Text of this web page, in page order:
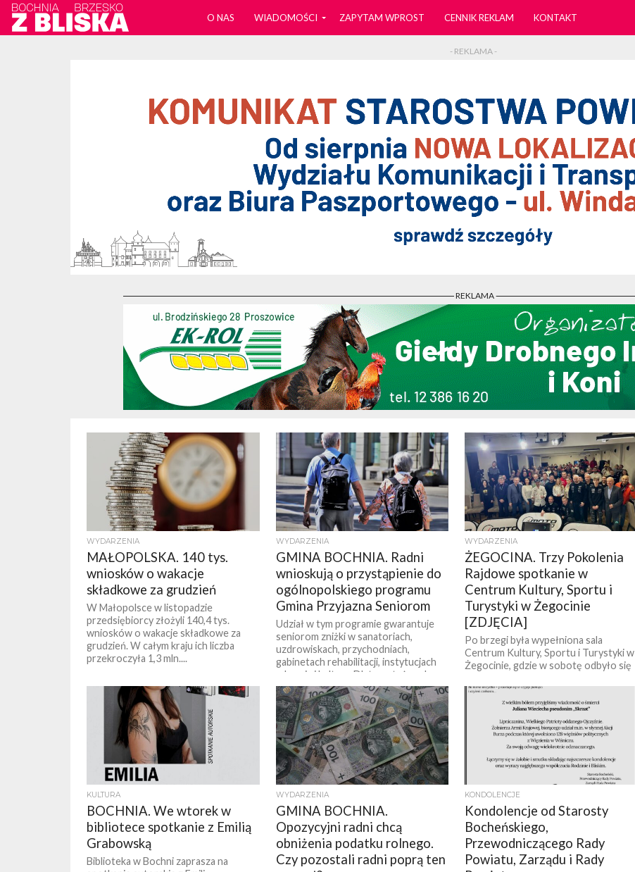
O NAS WIADOMOŚCI ZAPYTAM WPROST CENNIK REKLAM KONTAKT
- REKLAMA -
- REKLAMA -
WYDARZENIA
MAŁOPOLSKA. 140 tys.
wniosków o wakacje
składkowe za grudzień
W Małopolsce w listopadzie
przedsiębiorcy złożyli 140,4 tys.
wniosków o wakacje składkowe za
grudzień. W całym kraju ich liczba
przekroczyła 1,3 mln....
WYDARZENIA
GMINA BOCHNIA. Radni
wnioskują o przystąpienie do
ogólnopolskiego programu
Gmina Przyjazna Seniorom
Udział w tym programie gwarantuje
seniorom zniżki w sanatoriach,
uzdrowiskach, przychodniach,
gabinetach rehabilitacji, instytucjach
zdrowia i kultury. Dlatego też podczas
ostatniej sesji...
WYDARZENIA
ŻEGOCINA. Trzy Pokolenia
Rajdowe spotkanie w
Centrum Kultury, Sportu i
Turystyki w Żegocinie
[ZDJĘCIA]
Po brzegi była wypełniona sala
Centrum Kultury, Sportu i Turystyki w
Żegocinie, gdzie w sobotę odbyło się
Organizatorzy...
KULTURA
BOCHNIA. We wtorek w
bibliotece spotkanie z Emilią
Grabowską
Biblioteka w Bochni zaprasza na
WYDARZENIA
GMINA BOCHNIA.
Opozycyjni radni chcą
obniżenia podatku rolnego.
Czy pozostali radni poprą ten
KONDOLENCJE
Kondolencje od Starosty
Bocheńskiego,
Przewodniczącego Rady
Powiatu, Zarządu i Rady